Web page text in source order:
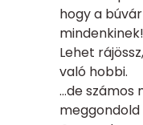
hogy a
mindenkinek!
Lehet
való hobbi.
…de számos